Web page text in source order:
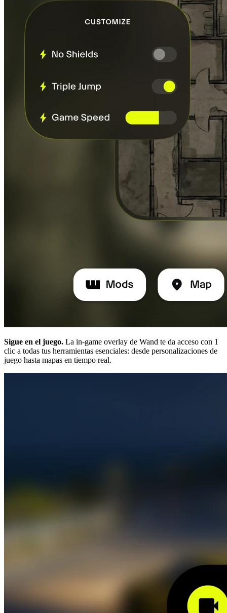
Sigue en el juego. La in-game overlay de Wand te da acceso con 1
clic a todas tus herramientas esenciales: desde personalizaciones de
juego hasta mapas en tiempo real.